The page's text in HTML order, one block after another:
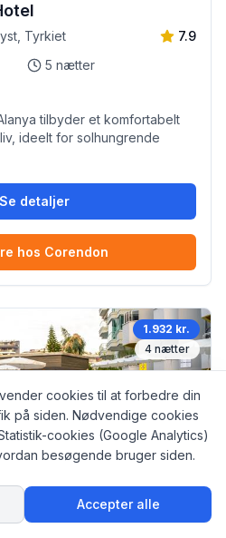
Tyrkiet
7.9
5 nætter
tilbyder et komfortabelt
ideelt for solhungrende
Se detaljer
hos Corendon
1.932 kr.
4 nætter
SPØRG
AI Rejseguiden
cookies til at forbedre din
på siden. Nødvendige cookies
cookies (Google Analytics)
besøgende bruger siden.
Accepter alle